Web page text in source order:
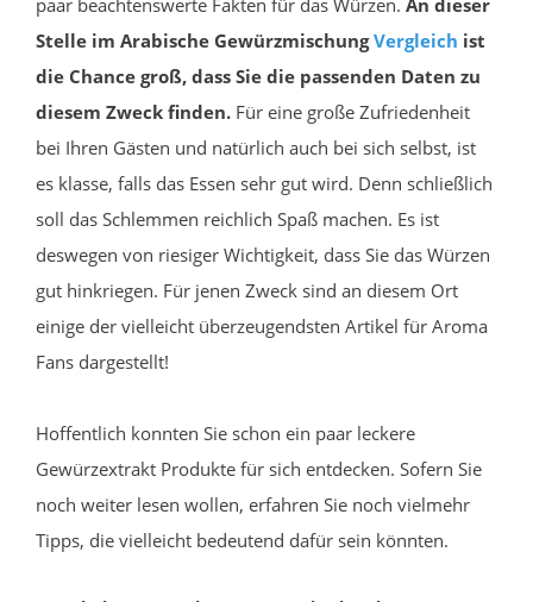
Stelle im Arabische GewürzmischungVergleich ist
die Chance groß, dass Sie die passenden Daten zu
diesem Zweck finden. Für eine große Zufriedenheit
bei Ihren Gästen und natürlich auch bei sich selbst, ist
es klasse, falls das Essen sehr gut wird. Denn schließlich
soll das Schlemmen reichlich Spaß machen. Es ist
deswegen von riesiger Wichtigkeit, dass Sie das Würzen
gut hinkriegen. Für jenen Zweck sind an diesem Ort
einige der vielleicht überzeugendsten Artikel für Aroma
Fans dargestellt!
Hoffentlich konnten Sie schon ein paar leckere
Gewürzextrakt Produkte für sich entdecken. Sofern Sie
noch weiter lesen wollen, erfahren Sie noch vielmehr
Tipps, die vielleicht bedeutend dafür sein könnten.